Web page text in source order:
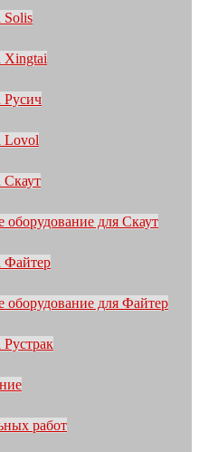
Solis
Xingtai
Русич
Lovol
Скаут
оборудование для Скаут
Файтер
оборудование для Файтер
работ